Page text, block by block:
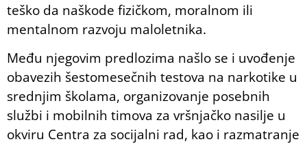
teško da naškode fizičkom, moralnom ili
mentalnom razvoju maloletnika.
Među njegovim predlozima našlo se i uvođenje
obavezih šestomesečnih testova na narkotike u
srednjim školama, organizovanje posebnih
službi i mobilnih timova za vršnjačko nasilje u
okviru Centra za socijalni rad, kao i razmatranje